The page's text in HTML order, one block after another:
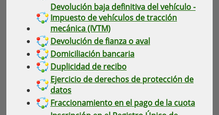
Devolución baja definitiva del vehículo -
Impuesto de vehículos de tracción
mecánica (IVTM)
Devolución de fianza o aval
Domiciliación bancaria
Duplicidad de recibo
Ejercicio de derechos de protección de
datos
Fraccionamiento en el pago de la cuota